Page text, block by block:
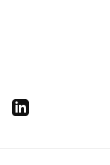
LinkedIn